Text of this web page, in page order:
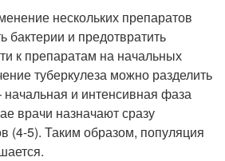
нескольких препаратов
бактерии и предотвратить
к препаратам на начальных
туберкулеза можно разделить
и интенсивная фаза
врачи назначают сразу
(4-5). Таким образом, популяция